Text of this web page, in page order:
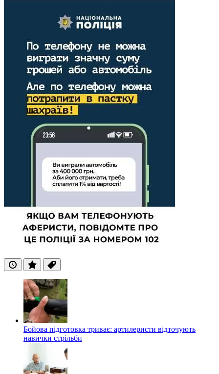
ОстанніПопулярні
Теги
Бойова підготовка триває: артилеристи відточують
навички стрільби